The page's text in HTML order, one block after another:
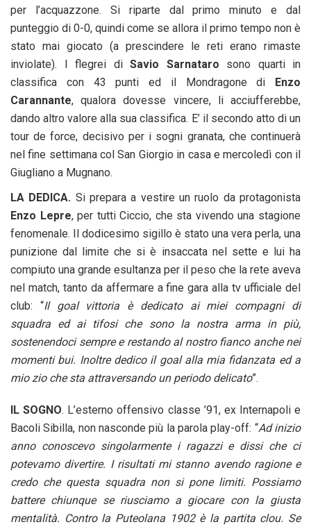
per l’acquazzone. Si riparte dal primo minuto e dal
punteggio di 0-0, quindi come se allora il primo tempo non è
stato mai giocato (a prescindere le reti erano rimaste
inviolate). I flegrei di Savio Sarnataro sono quarti in
classifica con 43 punti ed il Mondragone di
Enzo
Carannante, qualora dovesse vincere, li acciufferebbe,
dando altro valore alla sua classifica. E’ il secondo atto di un
tour de force, decisivo per i sogni granata, che continuerà
nel fine settimana col San Giorgio in casa e mercoledì con il
Giugliano a Mugnano.
LA DEDICA. Si prepara a vestire un ruolo da protagonista
Enzo Lepre, per tutti Ciccio, che sta vivendo una stagione
fenomenale. Il dodicesimo sigillo è stato una vera perla, una
punizione dal limite che si è insaccata nel sette e lui ha
compiuto una grande esultanza per il peso che la rete aveva
nel match, tanto da affermare a fine gara alla tv ufficiale del
club: “Il goal vittoria è dedicato ai miei compagni di
squadra ed ai tifosi che sono la nostra arma in più,
sostenendoci sempre e restando al nostro fianco anche nei
momenti bui. Inoltre dedico il goal alla mia fidanzata ed a
mio zio che sta attraversando un periodo delicato”.
IL SOGNO. L’esterno offensivo classe ’91, ex Internapoli e
Bacoli Sibilla, non nasconde più la parola play-off: “Ad inizio
anno conoscevo singolarmente i ragazzi e dissi che ci
potevamo divertire. I risultati mi stanno avendo ragione e
credo che questa squadra non si pone limiti. Possiamo
battere chiunque se riusciamo a giocare con la giusta
mentalità. Contro la Puteolana 1902 è la partita clou. Se